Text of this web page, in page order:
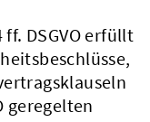
DSGVO erfüllt
geregelten